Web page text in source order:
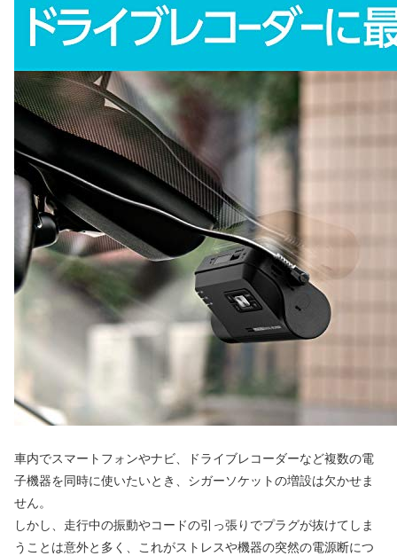
車内でスマートフォンやナビ、ドライブレコーダーなど複数の電
子機器を同時に使いたいとき、シガーソケットの増設は欠かせま
せん。
しかし、走行中の振動やコードの引っ張りでプラグが抜けてしま
うことは意外と多く、これがストレスや機器の突然の電源断につ